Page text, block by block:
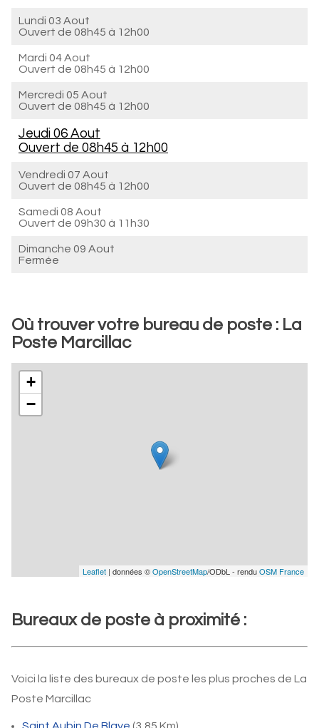
Lundi 03 Aout
Ouvert de 08h45 à 12h00
Mardi 04 Aout
Ouvert de 08h45 à 12h00
Mercredi 05 Aout
Ouvert de 08h45 à 12h00
Jeudi 06 Aout
Ouvert de 08h45 à 12h00
Vendredi 07 Aout
Ouvert de 08h45 à 12h00
Samedi 08 Aout
Ouvert de 09h30 à 11h30
Dimanche 09 Aout
Fermée
Où trouver votre bureau de poste : La
Poste Marcillac
+
−
Leaflet | données ©OpenStreetMap/ODbL - renduOSM France
Bureaux de poste à proximité :
Voici la liste des bureaux de poste les plus proches de La
Poste Marcillac